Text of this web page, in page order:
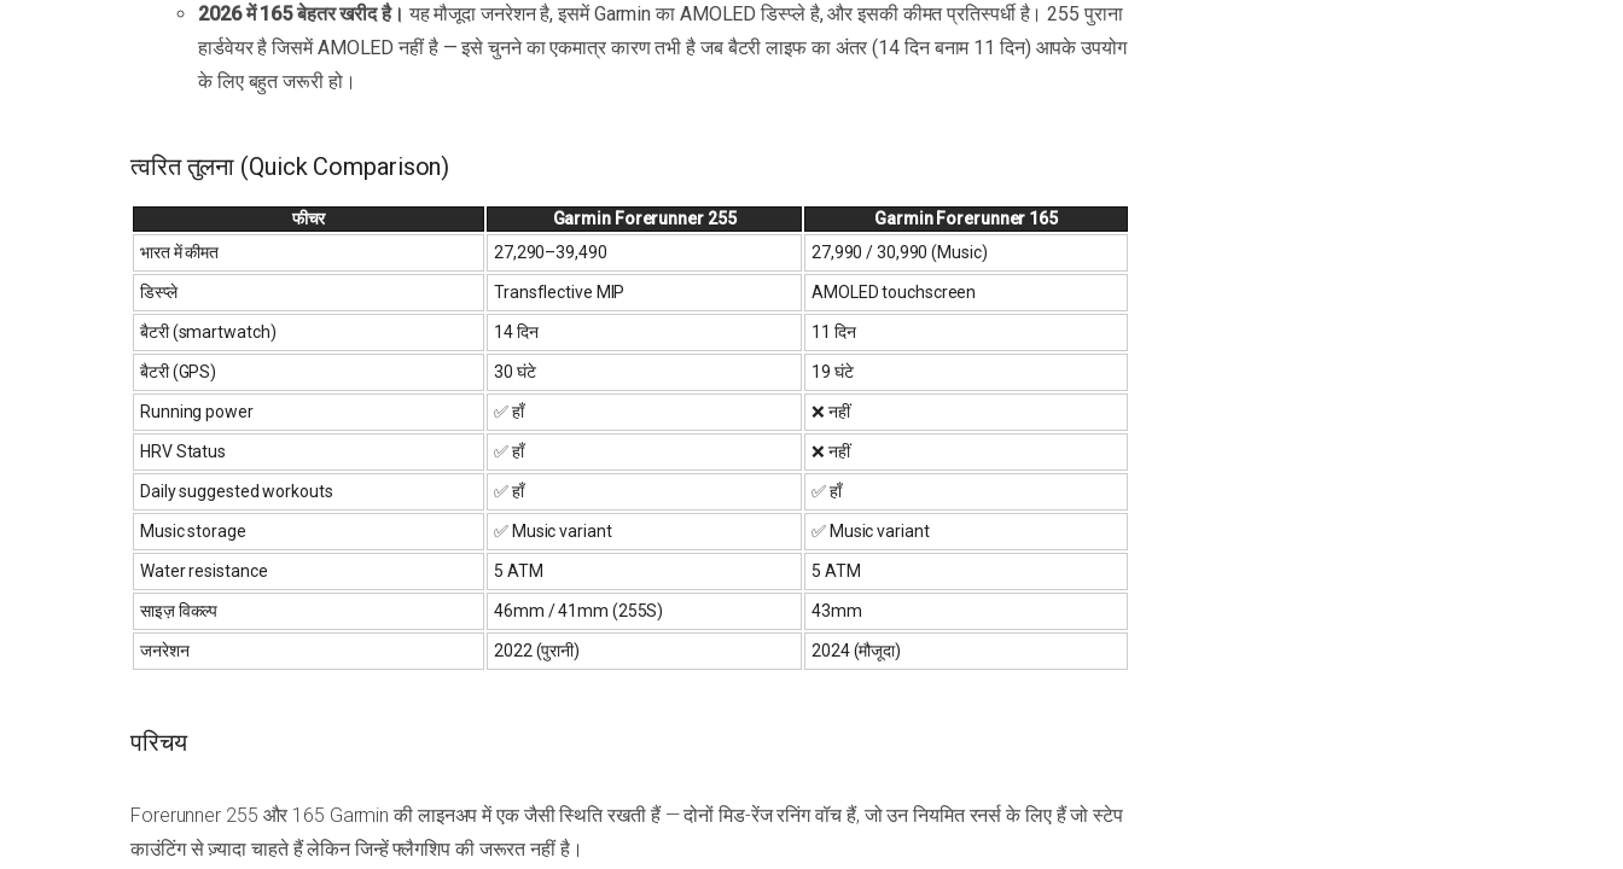
2026 में 165 बेहतर खरीद है। यह मौजूदा जनरेशन है, इसमें Garmin का AMOLED डिस्प्ले है, और इसकी कीमत प्रतिस्पर्धी है। 255 पुराना
हार्डवेयर है जिसमें AMOLED नहीं है — इसे चुनने का एकमात्र कारण तभी है जब बैटरी लाइफ का अंतर (14 दिन बनाम 11 दिन) आपके उपयोग
के लिए बहुत जरूरी हो।
त्वरित तुलना (Quick Comparison)
फीचर Garmin Forerunner 255
Garmin Forerunner 165
भारत में कीमत
₹27,290–₹39,490 ₹27,990 / ₹30,990 (Music)
डिस्प्ले Transflective MIP AMOLED touchscreen
बैटरी (smartwatch) 14 दिन 11 दिन
बैटरी (GPS) 30 घंटे 19 घंटे
Running power ✅ हाँ ❌ नहीं
HRV Status ✅ हाँ ❌ नहीं
Daily suggested workouts ✅ हाँ ✅ हाँ
Music storage ✅ Music variant ✅ Music variant
Water resistance 5 ATM 5 ATM
साइज़ विकल्प 46mm / 41mm (255S) 43mm
जनरेशन 2022 (पुरानी) 2024 (मौजूदा)
परिचय
Forerunner 255 और 165 Garmin की लाइनअप में एक जैसी स्थिति रखती हैं — दोनों मिड-रेंज रनिंग वॉच हैं, जो उन नियमित रनर्स के लिए हैं जो स्टेप
काउंटिंग से ज़्यादा चाहते हैं लेकिन जिन्हें फ्लैगशिप की जरूरत नहीं है।